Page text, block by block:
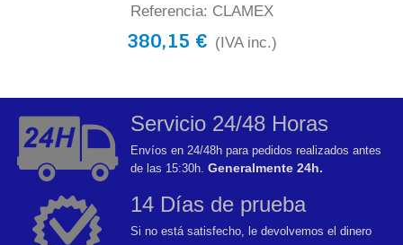
Referencia: CLAMEX
380,15 € (IVA inc.)
Servicio 24/48 Horas
Envíos en 24/48h para pedidos realizados antes
de las 15:30h. Generalmente 24h.
14 Días de prueba
Si no está satisfecho, le devolvemos el dinero